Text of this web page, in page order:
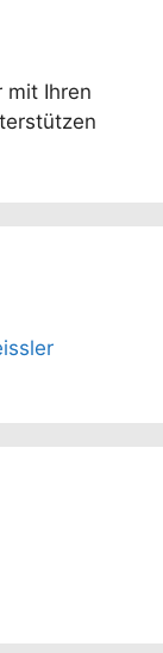
mit Ihren